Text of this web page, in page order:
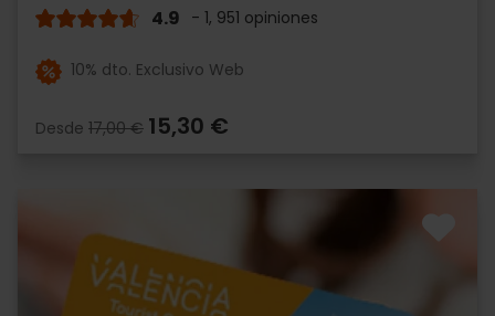
4.9 - 1, 951 opiniones
10% dto. Exclusivo Web
Desde 17,00 € 15,30 €